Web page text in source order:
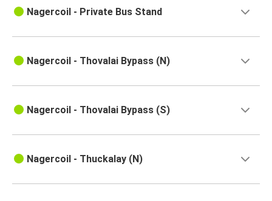
Nagercoil - Private Bus Stand
Nagercoil - Thovalai Bypass (N)
Nagercoil - Thovalai Bypass (S)
Nagercoil - Thuckalay (N)